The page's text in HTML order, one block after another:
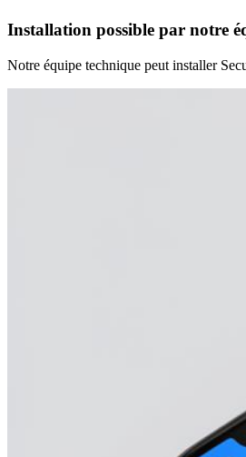
Installation possible par notre
Notre équipe technique peut installer